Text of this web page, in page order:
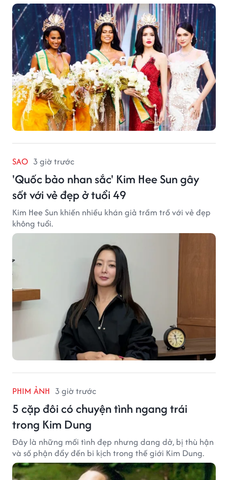
SAO 3 giờ trước
'Quốc bảo nhan sắc' Kim Hee Sun gây
sốt với vẻ đẹp ở tuổi 49
Kim Hee Sun khiến nhiều khán giả trầm trồ với vẻ đẹp
không tuổi.
PHIM ẢNH 3 giờ trước
5 cặp đôi có chuyện tình ngang trái
trong Kim Dung
Đây là những mối tình đẹp nhưng dang dở, bị thù hận
và số phận đẩy đến bi kịch trong thế giới Kim Dung.